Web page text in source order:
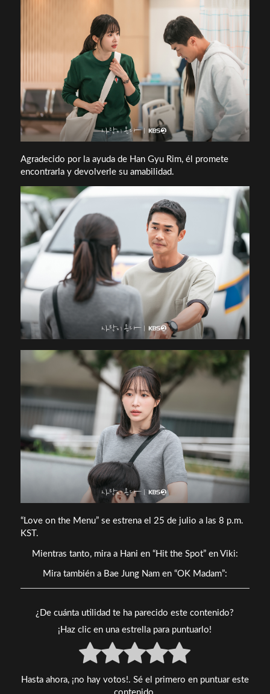
Agradecido por la ayuda de Han Gyu Rim, él promete
encontrarla y devolverle su amabilidad.
“Love on the Menu” se estrena el 25 de julio a las 8 p.m.
KST.
Mientras tanto, mira a Hani en “Hit the Spot” en Viki:
Mira también a Bae Jung Nam en “OK Madam”:
¿De cuánta utilidad te ha parecido este contenido?
¡Haz clic en una estrella para puntuarlo!
Hasta ahora, ¡no hay votos!. Sé el primero en puntuar este